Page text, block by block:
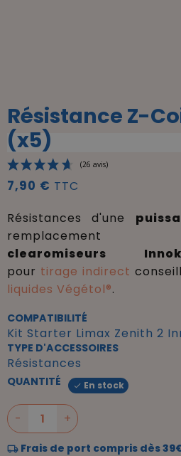
Résistance Z-
(x5)
(26 avis)
7,90 € TTC
Résistances d'une
clearomiseurs
pour tirage indirect
liquides Végétol®.
COMPATIBILITÉ
Kit Starter Limax Zenith 2
TYPE D'ACCESSOIRES
Résistances
QUANTITÉ  En stock
- +
Frais de port compris dès